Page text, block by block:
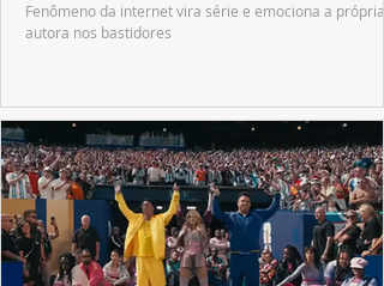
Fenômeno da internet vira série e emociona a própria
autora nos bastidores